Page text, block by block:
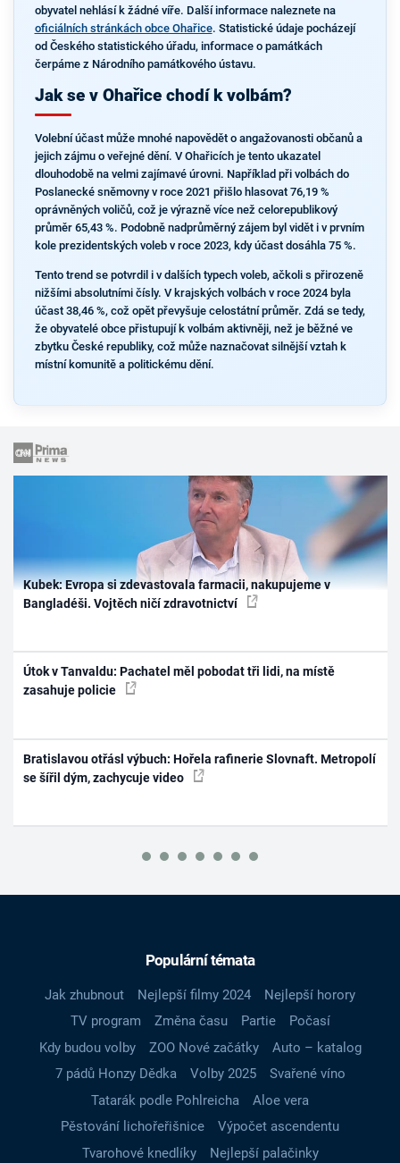
obyvatel nehlásí k žádné víře. Další informace naleznete na
oficiálních stránkách obce Ohařice. Statistické údaje pocházejí
od Českého statistického úřadu, informace o památkách
čerpáme z Národního památkového ústavu.
Jak se v Ohařice chodí k volbám?
Volební účast může mnohé napovědět o angažovanosti občanů a
jejich zájmu o veřejné dění. V Ohařicích je tento ukazatel
dlouhodobě na velmi zajímavé úrovni. Například při volbách do
Poslanecké sněmovny v roce 2021 přišlo hlasovat 76,19 %
oprávněných voličů, což je výrazně více než celorepublikový
průměr 65,43 %. Podobně nadprůměrný zájem byl vidět i v prvním
kole prezidentských voleb v roce 2023, kdy účast dosáhla 75 %.
Tento trend se potvrdil i v dalších typech voleb, ačkoli s přirozeně
nižšími absolutními čísly. V krajských volbách v roce 2024 byla
účast 38,46 %, což opět převyšuje celostátní průměr. Zdá se tedy,
že obyvatelé obce přistupují k volbám aktivněji, než je běžné ve
zbytku České republiky, což může naznačovat silnější vztah k
místní komunitě a politickému dění.
Kubek: Evropa si zdevastovala farmacii, nakupujeme v
Bangladéši. Vojtěch ničí zdravotnictví
Útok v Tanvaldu: Pachatel měl pobodat tři lidi, na místě
zasahuje policie
Bratislavou otřásl výbuch: Hořela rafinerie Slovnaft. Metropolí
se šířil dým, zachycuje video
Populární témata
Jak zhubnout Nejlepší filmy 2024
Nejlepší horory
TV program
Změna času Partie
Počasí
Kdy budou volby
ZOO Nové začátky
Auto – katalog
7 pádů Honzy Dědka
Volby 2025
Svařené víno
Tatarák podle Pohlreicha
Aloe vera
Pěstování lichořeřišnice
Výpočet ascendentu
Tvarohové knedlíky
Nejlepší palačinky